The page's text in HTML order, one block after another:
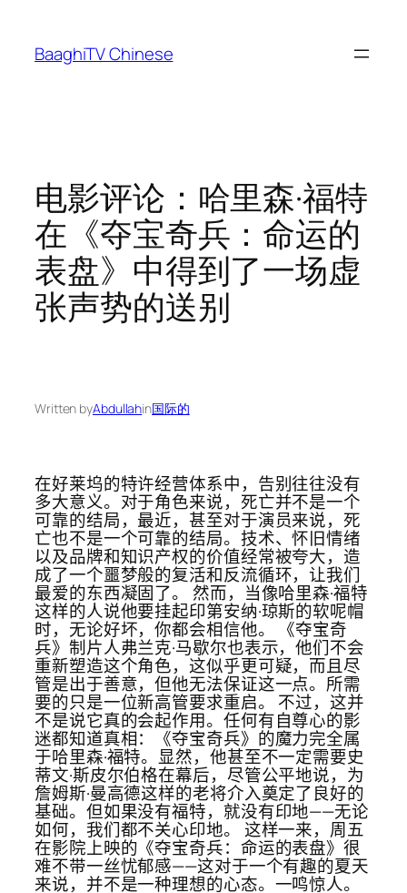
content
BaaghiTV Chinese
电影评论：哈里森·福特
在《夺宝奇兵：命运的
表盘》中得到了一场虚
张声势的送别
Written byAbdullahin国际的
在好莱坞的特许经营体系中，告别往往没有
多大意义。对于角色来说，死亡并不是一个
可靠的结局，最近，甚至对于演员来说，死
亡也不是一个可靠的结局。技术、怀旧情绪
以及品牌和知识产权的价值经常被夸大，造
成了一个噩梦般的复活和反流循环，让我们
最爱的东西凝固了。 然而，当像哈里森·福特
这样的人说他要挂起印第安纳·琼斯的软呢帽
时，无论好坏，你都会相信他。 《夺宝奇
兵》制片人弗兰克·马歇尔也表示，他们不会
重新塑造这个角色，这似乎更可疑，而且尽
管是出于善意，但他无法保证这一点。所需
要的只是一位新高管要求重启。 不过，这并
不是说它真的会起作用。任何有自尊心的影
迷都知道真相：《夺宝奇兵》的魔力完全属
于哈里森·福特。显然，他甚至不一定需要史
蒂文·斯皮尔伯格在幕后，尽管公平地说，为
詹姆斯·曼高德这样的老将介入奠定了良好的
基础。但如果没有福特，就没有印地——无论
如何，我们都不关心印地。 这样一来，周五
在影院上映的《夺宝奇兵：命运的表盘》很
难不带一丝忧郁感——这对于一个有趣的夏天
来说，并不是一种理想的心态。一鸣惊人。